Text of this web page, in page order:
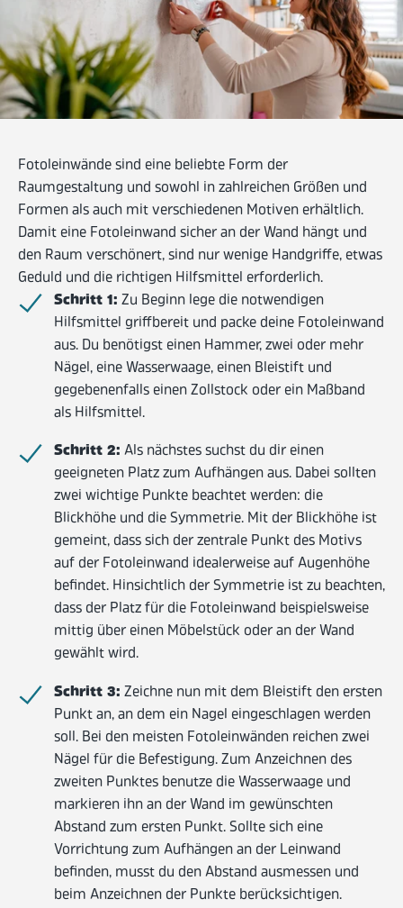
Fotoleinwände sind eine beliebte Form der
Raumgestaltung und sowohl in zahlreichen Größen und
Formen als auch mit verschiedenen Motiven erhältlich.
Damit eine Fotoleinwand sicher an der Wand hängt und
den Raum verschönert, sind nur wenige Handgriffe, etwas
Geduld und die richtigen Hilfsmittel erforderlich.
Schritt 1: Zu Beginn lege die notwendigen
Hilfsmittel griffbereit und packe deine Fotoleinwand
aus. Du benötigst einen Hammer, zwei oder mehr
Nägel, eine Wasserwaage, einen Bleistift und
gegebenenfalls einen Zollstock oder ein Maßband
als Hilfsmittel.
Schritt 2: Als nächstes suchst du dir einen
geeigneten Platz zum Aufhängen aus. Dabei sollten
zwei wichtige Punkte beachtet werden: die
Blickhöhe und die Symmetrie. Mit der Blickhöhe ist
gemeint, dass sich der zentrale Punkt des Motivs
auf der Fotoleinwand idealerweise auf Augenhöhe
befindet. Hinsichtlich der Symmetrie ist zu beachten,
dass der Platz für die Fotoleinwand beispielsweise
mittig über einen Möbelstück oder an der Wand
gewählt wird.
Schritt 3: Zeichne nun mit dem Bleistift den ersten
Punkt an, an dem ein Nagel eingeschlagen werden
soll. Bei den meisten Fotoleinwänden reichen zwei
Nägel für die Befestigung. Zum Anzeichnen des
zweiten Punktes benutze die Wasserwaage und
markieren ihn an der Wand im gewünschten
Abstand zum ersten Punkt. Sollte sich eine
Vorrichtung zum Aufhängen an der Leinwand
befinden, musst du den Abstand ausmessen und
beim Anzeichnen der Punkte berücksichtigen.